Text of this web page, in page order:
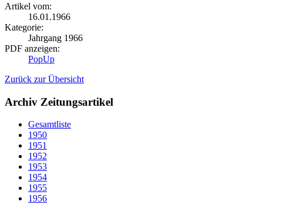
Artikel vom:
16.01.1966
Kategorie:
Jahrgang 1966
PDF anzeigen:
PopUp
Zurück zur Übersicht
Archiv Zeitungsartikel
Gesamtliste
1950
1951
1952
1953
1954
1955
1956